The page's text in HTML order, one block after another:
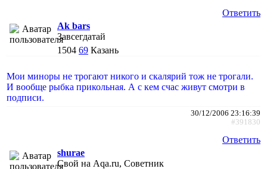
Ответить
Ak bars
Завсегдатай
1504 69 Казань
Мои миноры не трогают никого и скалярий тож не трогали.
И вообще рыбка прикольная. А с кем счас живут смотри в
подписи.
30/12/2006 23:16:39
#391830
Ответить
shurae
Свой на Aqa.ru, Советник